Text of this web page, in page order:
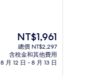
現
在
價
格
NT$1,961
總價 NT$2,297
含稅金和其他費用
8 月 12 日 - 8 月 13 日